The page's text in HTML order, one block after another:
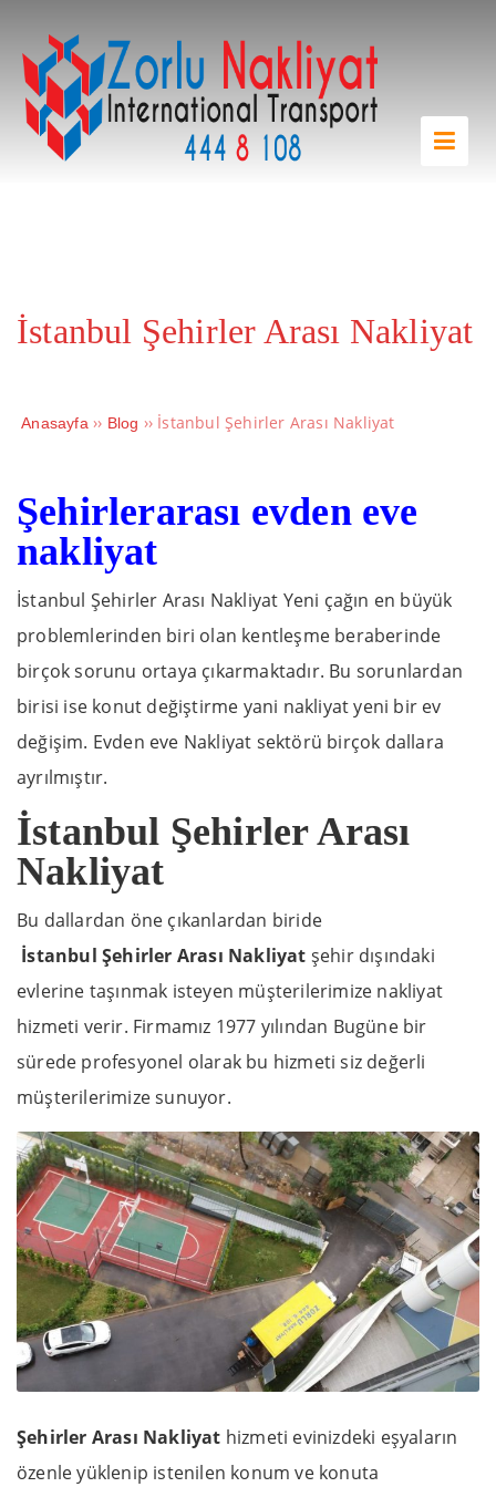
İstanbul Şehirler Arası Nakliyat
Anasayfa ›› Blog ›› İstanbul Şehirler Arası Nakliyat
Şehirlerarası evden eve
nakliyat
İstanbul Şehirler Arası Nakliyat Yeni çağın en büyük
problemlerinden biri olan kentleşme beraberinde
birçok sorunu ortaya çıkarmaktadır. Bu sorunlardan
birisi ise konut değiştirme yani nakliyat yeni bir ev
değişim. Evden eve Nakliyat sektörü birçok dallara
ayrılmıştır.
İstanbul Şehirler Arası
Nakliyat
Bu dallardan öne çıkanlardan biride
İstanbul Şehirler Arası Nakliyat şehir dışındaki
evlerine taşınmak isteyen müşterilerimize nakliyat
hizmeti verir. Firmamız 1977 yılından Bugüne bir
sürede profesyonel olarak bu hizmeti siz değerli
müşterilerimize sunuyor.
Şehirler Arası Nakliyat hizmeti evinizdeki eşyaların
özenle yüklenip istenilen konum ve konuta